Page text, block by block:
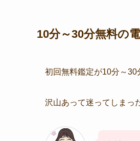
10分～30分無料の
初回無料鑑定が10分～30
沢山あって迷ってしまっ